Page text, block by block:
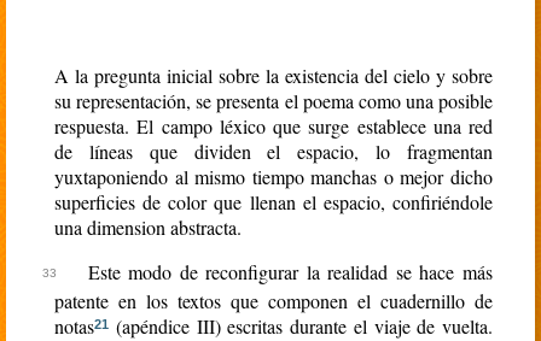
A la pregunta inicial sobre la existencia del cielo y sobre
su representación, se presenta el poema como una posible
respuesta. El campo léxico que surge establece una red
de líneas que dividen el espacio, lo fragmentan
yuxtaponiendo al mismo tiempo manchas o mejor dicho
superficies de color que llenan el espacio, confiriéndole
una dimension abstracta.
Este modo de reconfigurar la realidad se hace más
patente en los textos que componen el cuadernillo de
notas21 (apéndice III) escritas durante el viaje de vuelta.